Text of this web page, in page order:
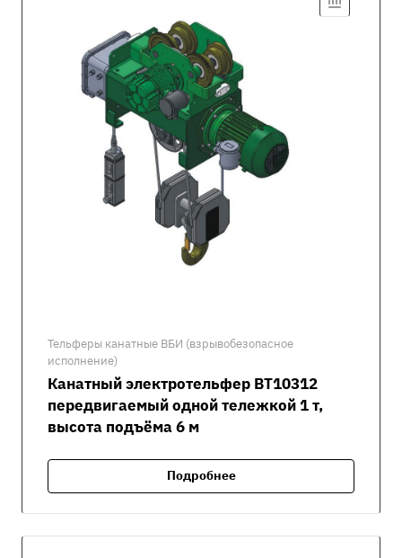
Тельферы канатные ВБИ (взрывобезопасное
исполнение)
Канатный электротельфер ВТ10312
передвигаемый одной тележкой 1 т,
высота подъёма 6 м
Подробнее